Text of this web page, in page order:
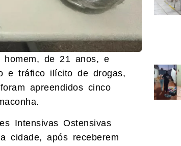
homem, de 21 anos, e
e tráfico ilícito de drogas,
apreendidos cinco
Intensivas Ostensivas
cidade, após receberem